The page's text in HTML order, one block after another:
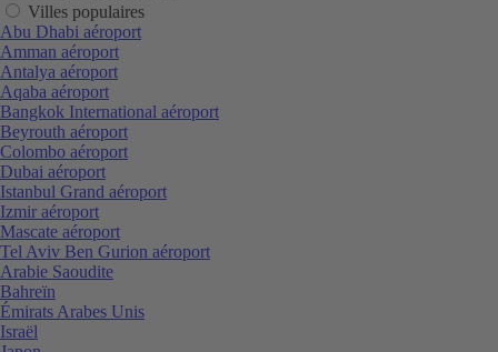
Villes populaires
Abu Dhabi aéroport
Amman aéroport
Antalya aéroport
Aqaba aéroport
Bangkok International aéroport
Beyrouth aéroport
Colombo aéroport
Dubai aéroport
Istanbul Grand aéroport
Izmir aéroport
Mascate aéroport
Tel Aviv Ben Gurion aéroport
Arabie Saoudite
Bahreïn
Émirats Arabes Unis
Israël